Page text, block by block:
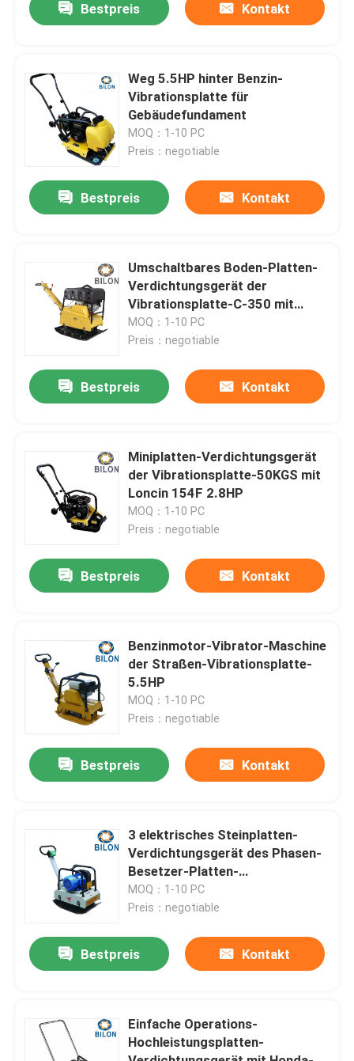
Produkte
Über uns
Fabrik-Ausflug
Treten Sie mit uns in Verbindung
Nachrichten
Fordern Sie ein Zitat
Radladermaschine
Bestpreis Kontakt
Weg 5.5HP hinter Benzin-
Vibrationsplatte für
Gebäudefundament
MOQ：1-10 PC
Preis：negotiable
Bestpreis Kontakt
Umschaltbares Boden-Platten-
Verdichtungsgerät der
Vibrationsplatte-C-350 mit
38.0KN
MOQ：1-10 PC
Preis：negotiable
Bestpreis Kontakt
Miniplatten-Verdichtungsgerät
der Vibrationsplatte-50KGS mit
Loncin 154F 2.8HP
MOQ：1-10 PC
Preis：negotiable
Bestpreis Kontakt
Benzinmotor-Vibrator-Maschine
der Straßen-Vibrationsplatte-
5.5HP
MOQ：1-10 PC
Preis：negotiable
Bestpreis Kontakt
3 elektrisches Steinplatten-
Verdichtungsgerät des Phasen-
Besetzer-Platten-
Verdichtungsgerät-3KW
MOQ：1-10 PC
Preis：negotiable
Bestpreis Kontakt
Einfache Operations-
Hochleistungsplatten-